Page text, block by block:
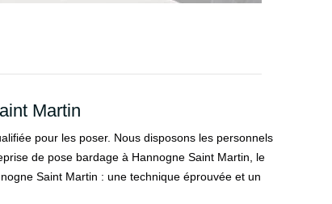
Martin
pour les poser. Nous disposons les personnels
de pose bardage à Hannogne Saint Martin, le
Saint Martin : une technique éprouvée et un